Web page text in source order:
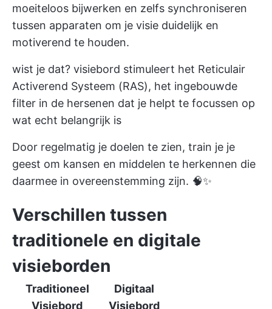
moeiteloos bijwerken en zelfs synchroniseren
tussen apparaten om je visie duidelijk en
motiverend te houden.
wist je dat? visiebord stimuleert het Reticulair
Activerend Systeem (RAS), het ingebouwde
filter in de hersenen dat je helpt te focussen op
wat echt belangrijk is
Door regelmatig je doelen te zien, train je je
geest om kansen en middelen te herkennen die
daarmee in overeenstemming zijn. 🧠✨
Verschillen tussen
traditionele en digitale
visieborden
Traditioneel
Visiebord
Digitaal
Visiebord